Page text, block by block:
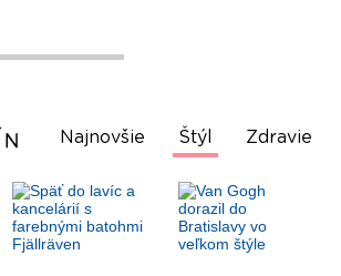
Najnovšie Štýl Zdravie